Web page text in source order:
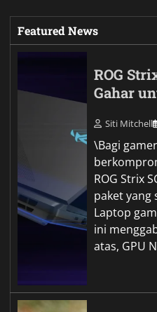
Featured News
ROG
Gahar
Siti Mitchell
\Bagi
ROG Strix
paket yang
Laptop
ini
atas, GPU